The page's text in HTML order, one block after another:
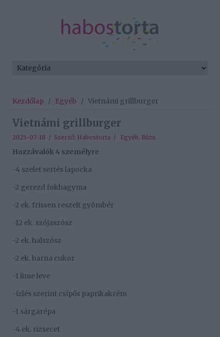
Kezdőlap / Egyéb / Vietnámi grillburger
Vietnámi grillburger
2025-07-18 / Szerző: Habostorta / Egyéb, Rúzs
Hozzávalók 4 személyre
-4 szelet sertés lapocka
-2 gerezd fokhagyma
-2 ek. frissen reszelt gyömbér
-12 ek. szójaszósz
-2 ek. halszósz
-2 ek. barna cukor
-1 lime leve
-ízlés szerint csípős paprikakrém
-1 sárgarépa
-4 ek. rizsecet